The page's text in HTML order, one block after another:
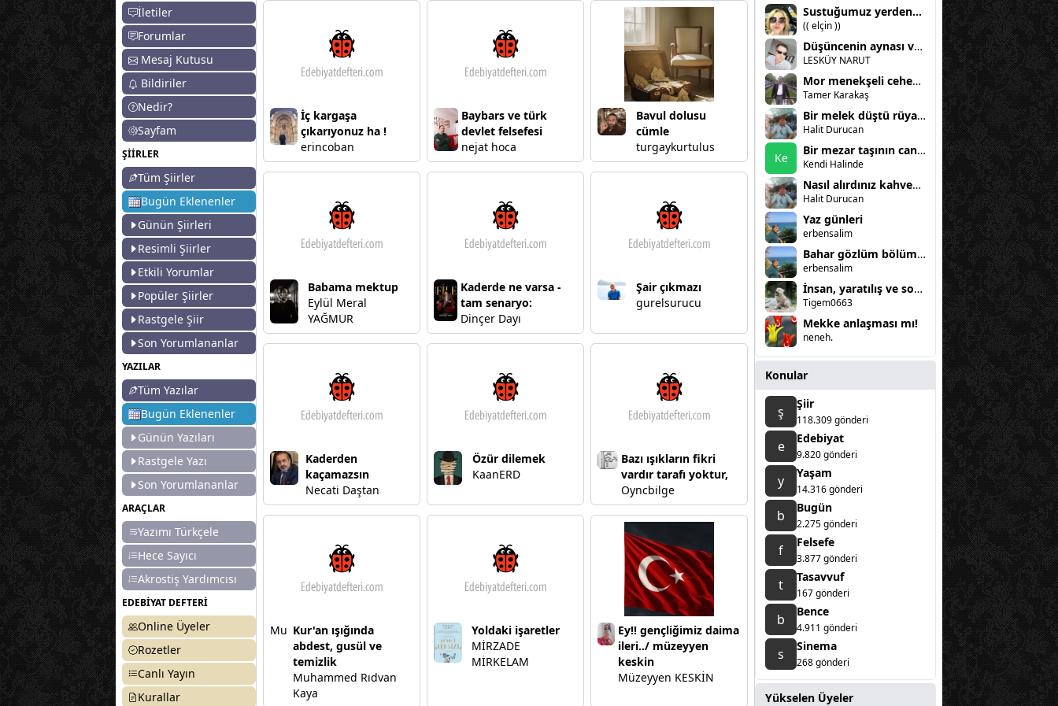
İletiler
Forumlar
Mesaj Kutusu
Bildiriler
Nedir?
Sayfam
ŞİİRLER
Tüm Şiirler
Bugün Eklenenler
Günün Şiirleri
Resimli Şiirler
Etkili Yorumlar
Popüler Şiirler
Rastgele Şiir
Son Yorumlananlar
YAZILAR
Tüm Yazılar
Bugün Eklenenler
Günün Yazıları
Rastgele Yazı
Son Yorumlananlar
ARAÇLAR
Yazımı Türkçele
Hece Sayıcı
Akrostiş Yardımcısı
EDEBİYAT DEFTERİ
Online Üyeler
Rozetler
Canlı Yayın
Kurallar
İç kargaşa
çıkarıyonuz ha !
erincoban
Baybars ve türk
devlet felsefesi
nejat hoca
Bavul dolusu
cümle
turgaykurtulus
Babama mektup
Eylül Meral
YAĞMUR
Kaderde ne varsa -
tam senaryo:
Dinçer Dayı
Şair çıkmazı
gurelsurucu
Kaderden
kaçamazsın
Necati Daştan
Özür dilemek
KaanERD
Bazı ışıkların fikri
vardır tarafı yoktur,
Oyncbilge
Mu Kur'an ışığında
abdest, gusül ve
temizlik
Muhammed Rıdvan
Kaya
Yoldaki işaretler
MİRZADE
MİRKELAM
Ey!! gençliğimiz daima
ileri../ müzeyyen
keskin
Müzeyyen KESKİN
Sustuğumuz yerden...
(( elçin ))
Düşüncenin aynası ve kadın
LESKÜY NARUT
Mor menekşeli cehennem
Tamer Karakaş
Bir melek düştü rüyama
Halit Durucan
Ke
Bir mezar taşının can sıkıntısı
Kendi Halinde
Nasıl alırdınız kahvenizi?
Halit Durucan
Yaz günleri
erbensalim
Bahar gözlüm bölüm 2
erbensalim
İnsan, yaratılış ve sorumluluk
Tigem0663
Mekke anlaşması mı!
neneh.
Konular
ş Şiir
118.309 gönderi
e Edebiyat
9.820 gönderi
y Yaşam
14.316 gönderi
b Bugün
2.275 gönderi
f Felsefe
3.877 gönderi
t Tasavvuf
167 gönderi
b Bence
4.911 gönderi
s Sinema
268 gönderi
Yükselen Üyeler